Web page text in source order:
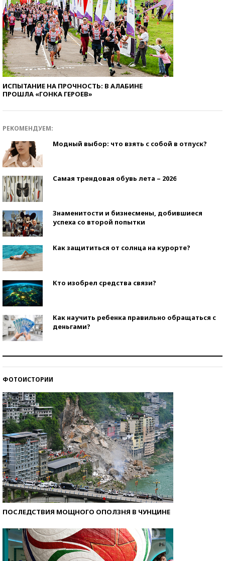
ИСПЫТАНИЕ НА ПРОЧНОСТЬ: В АЛАБИНЕ
ПРОШЛА «ГОНКА ГЕРОЕВ»
РЕКОМЕНДУЕМ:
Модный выбор: что взять с собой в отпуск?
Самая трендовая обувь лета – 2026
Знаменитости и бизнесмены, добившиеся
успеха со второй попытки
Как защититься от солнца на курорте?
Кто изобрел средства связи?
Как научить ребенка правильно обращаться с
деньгами?
ФОТОИСТОРИИ
ПОСЛЕДСТВИЯ МОЩНОГО ОПОЛЗНЯ В ЧУНЦИНЕ